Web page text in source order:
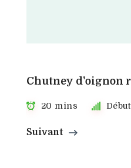
Chutney d'oignon
20 mins
Suivant